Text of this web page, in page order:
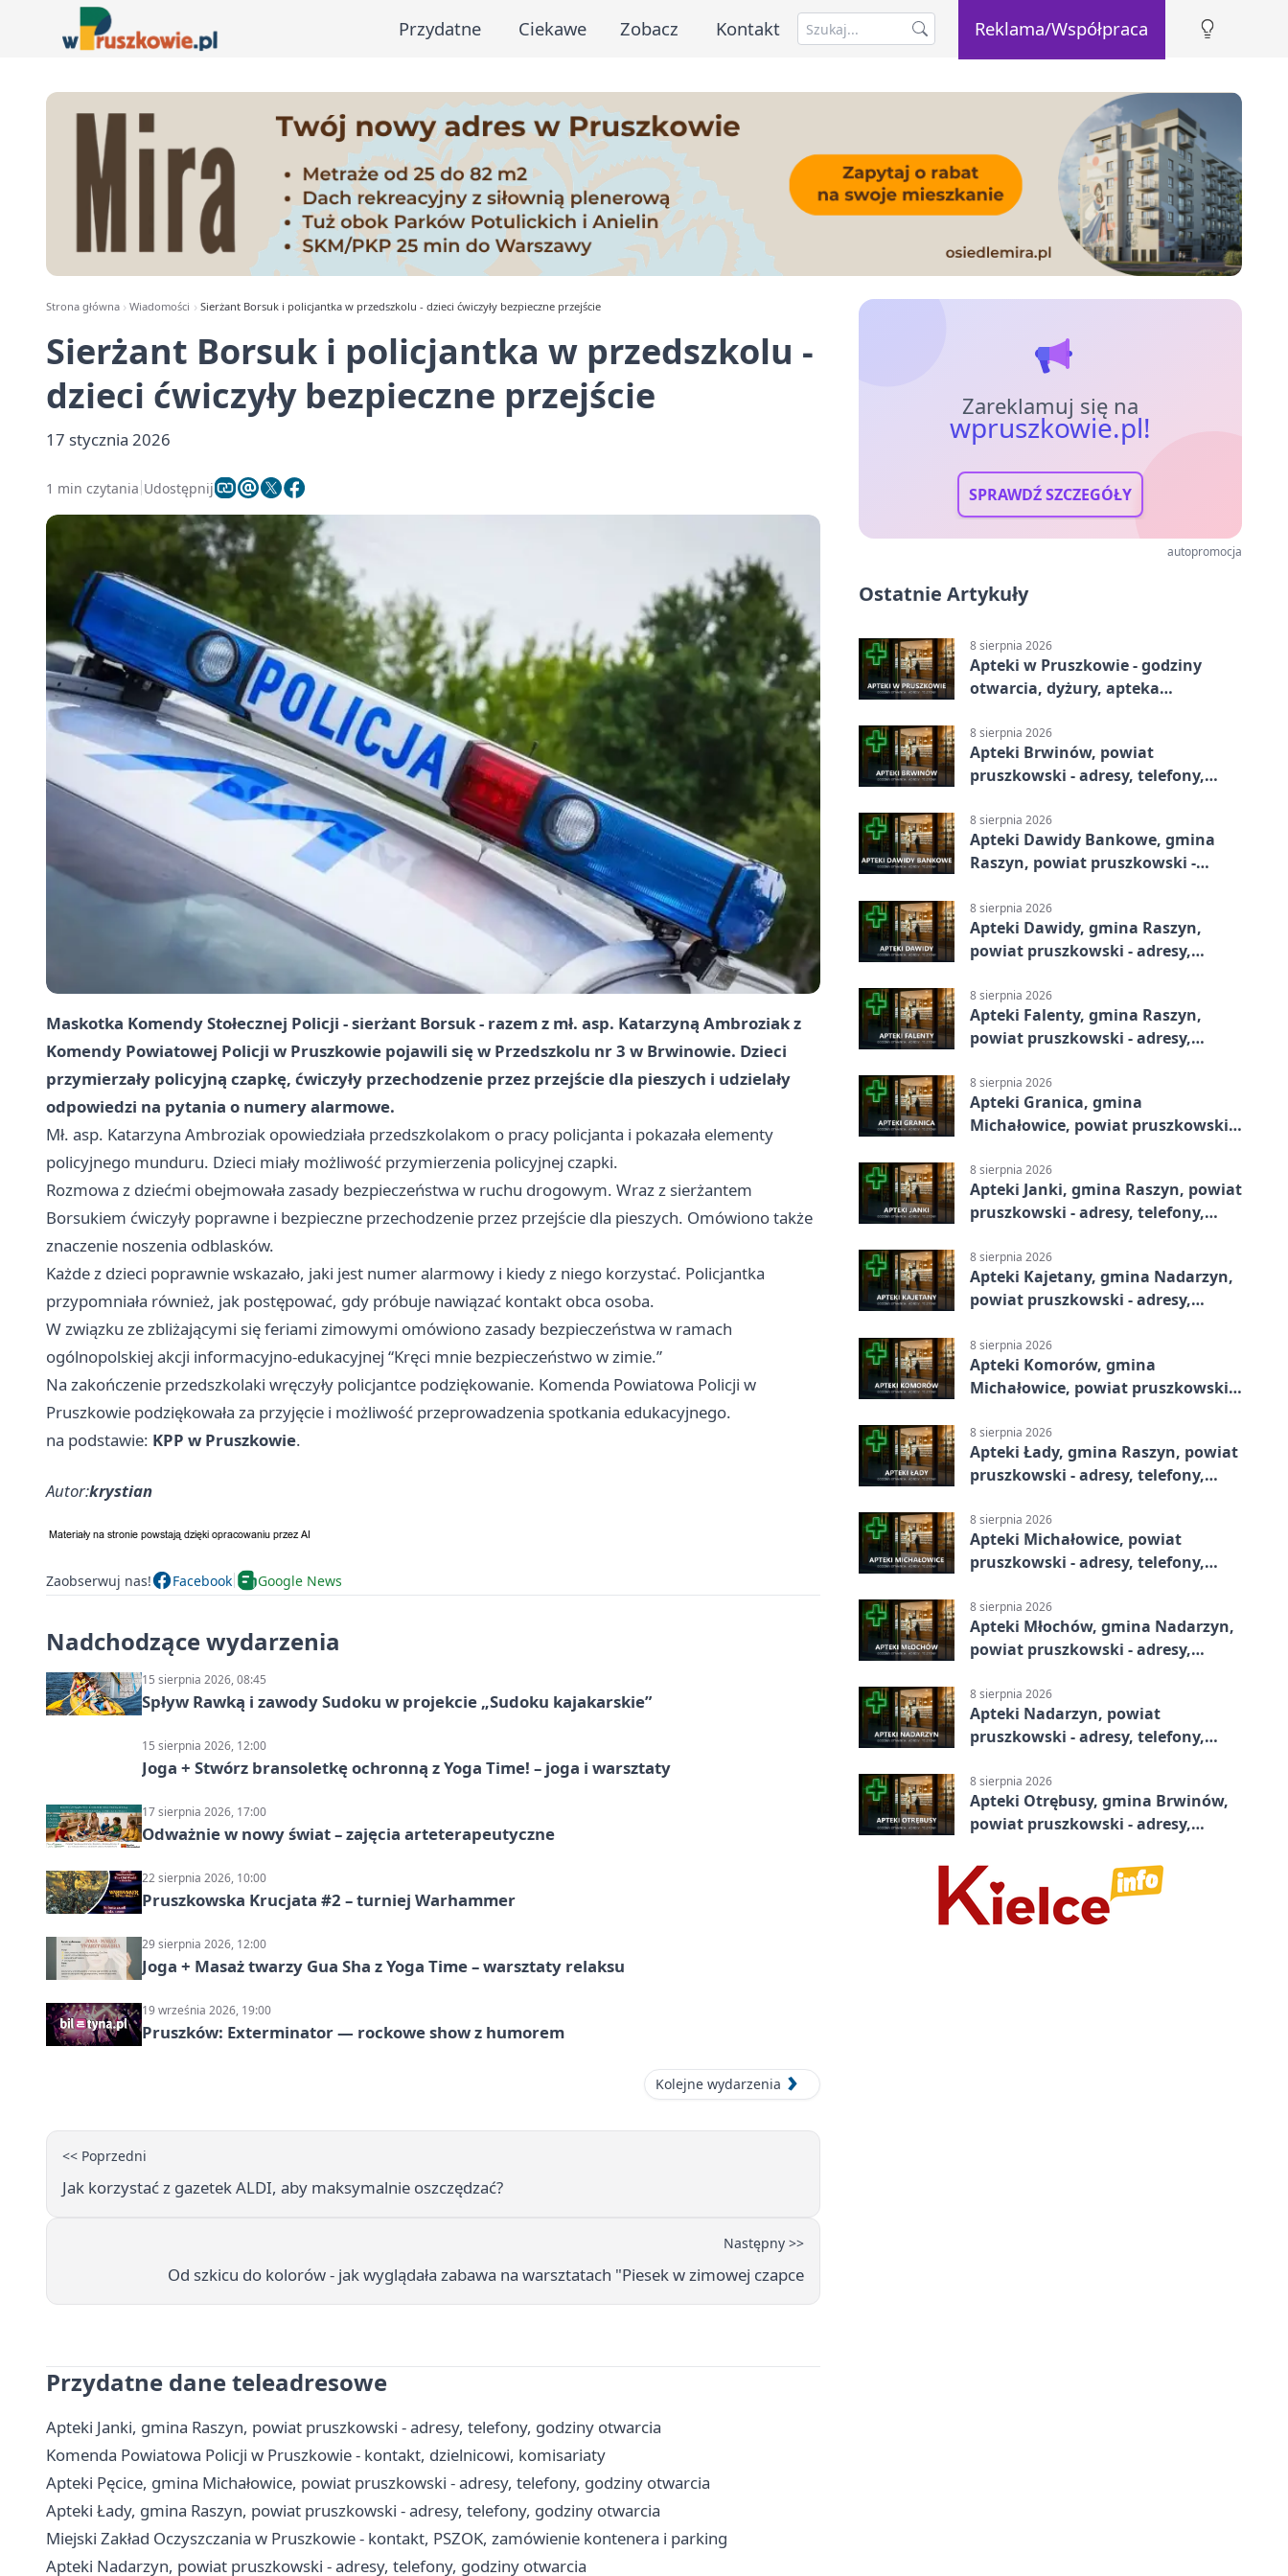
Przydatne Ciekawe Zobacz Kontakt Reklama/Współpraca
Strona główna Wiadomości Sierżant Borsuk i policjantka w przedszkolu - dzieci ćwiczyły bezpieczne przejście
Sierżant Borsuk i policjantka w przedszkolu -
dzieci ćwiczyły bezpieczne przejście
17 stycznia 2026
1 min czytania Udostępnij
Maskotka Komendy Stołecznej Policji - sierżant Borsuk - razem z mł. asp. Katarzyną Ambroziak z
Komendy Powiatowej Policji w Pruszkowie pojawili się w Przedszkolu nr 3 w Brwinowie. Dzieci
przymierzały policyjną czapkę, ćwiczyły przechodzenie przez przejście dla pieszych i udzielały
odpowiedzi na pytania o numery alarmowe.
Mł. asp. Katarzyna Ambroziak opowiedziała przedszkolakom o pracy policjanta i pokazała elementy
policyjnego munduru. Dzieci miały możliwość przymierzenia policyjnej czapki.
Rozmowa z dziećmi obejmowała zasady bezpieczeństwa w ruchu drogowym. Wraz z sierżantem
Borsukiem ćwiczyły poprawne i bezpieczne przechodzenie przez przejście dla pieszych. Omówiono także
znaczenie noszenia odblasków.
Każde z dzieci poprawnie wskazało, jaki jest numer alarmowy i kiedy z niego korzystać. Policjantka
przypomniała również, jak postępować, gdy próbuje nawiązać kontakt obca osoba.
W związku ze zbliżającymi się feriami zimowymi omówiono zasady bezpieczeństwa w ramach
ogólnopolskiej akcji informacyjno-edukacyjnej “Kręci mnie bezpieczeństwo w zimie.”
Na zakończenie przedszkolaki wręczyły policjantce podziękowanie. Komenda Powiatowa Policji w
Pruszkowie podziękowała za przyjęcie i możliwość przeprowadzenia spotkania edukacyjnego.
na podstawie: KPP w Pruszkowie.
Autor:krystian
Zaobserwuj nas! Facebook Google News
Nadchodzące wydarzenia
15 sierpnia 2026, 08:45
Spływ Rawką i zawody Sudoku w projekcie „Sudoku kajakarskie”
15 sierpnia 2026, 12:00
Joga + Stwórz bransoletkę ochronną z Yoga Time! – joga i warsztaty
17 sierpnia 2026, 17:00
Odważnie w nowy świat – zajęcia arteterapeutyczne
22 sierpnia 2026, 10:00
Pruszkowska Krucjata #2 – turniej Warhammer
29 sierpnia 2026, 12:00
Joga + Masaż twarzy Gua Sha z Yoga Time – warsztaty relaksu
19 września 2026, 19:00
Pruszków: Exterminator — rockowe show z humorem
Kolejne wydarzenia
<< Poprzedni
Jak korzystać z gazetek ALDI, aby maksymalnie oszczędzać?
Następny >>
Od szkicu do kolorów - jak wyglądała zabawa na warsztatach "Piesek w zimowej czapce
Przydatne dane teleadresowe
Apteki Janki, gmina Raszyn, powiat pruszkowski - adresy, telefony, godziny otwarcia
Komenda Powiatowa Policji w Pruszkowie - kontakt, dzielnicowi, komisariaty
Apteki Pęcice, gmina Michałowice, powiat pruszkowski - adresy, telefony, godziny otwarcia
Apteki Łady, gmina Raszyn, powiat pruszkowski - adresy, telefony, godziny otwarcia
Miejski Zakład Oczyszczania w Pruszkowie - kontakt, PSZOK, zamówienie kontenera i parking
Apteki Nadarzyn, powiat pruszkowski - adresy, telefony, godziny otwarcia
Zareklamuj się na
wpruszkowie.pl!
SPRAWDŹ SZCZEGÓŁY
autopromocja
Ostatnie Artykuły
8 sierpnia 2026
Apteki w Pruszkowie - godziny
otwarcia, dyżury, apteka
8 sierpnia 2026
Apteki Brwinów, powiat
pruszkowski - adresy, telefony,
8 sierpnia 2026
Apteki Dawidy Bankowe, gmina
Raszyn, powiat pruszkowski -
8 sierpnia 2026
Apteki Dawidy, gmina Raszyn,
powiat pruszkowski - adresy,
8 sierpnia 2026
Apteki Falenty, gmina Raszyn,
powiat pruszkowski - adresy,
8 sierpnia 2026
Apteki Granica, gmina
Michałowice, powiat pruszkowski -
8 sierpnia 2026
Apteki Janki, gmina Raszyn, powiat
pruszkowski - adresy, telefony,
8 sierpnia 2026
Apteki Kajetany, gmina Nadarzyn,
powiat pruszkowski - adresy,
8 sierpnia 2026
Apteki Komorów, gmina
Michałowice, powiat pruszkowski -
8 sierpnia 2026
Apteki Łady, gmina Raszyn, powiat
pruszkowski - adresy, telefony,
8 sierpnia 2026
Apteki Michałowice, powiat
pruszkowski - adresy, telefony,
8 sierpnia 2026
Apteki Młochów, gmina Nadarzyn,
powiat pruszkowski - adresy,
8 sierpnia 2026
Apteki Nadarzyn, powiat
pruszkowski - adresy, telefony,
8 sierpnia 2026
Apteki Otrębusy, gmina Brwinów,
powiat pruszkowski - adresy,